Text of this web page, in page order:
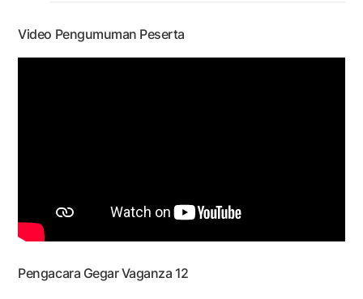
Video Pengumuman Peserta
Pengacara Gegar Vaganza 12